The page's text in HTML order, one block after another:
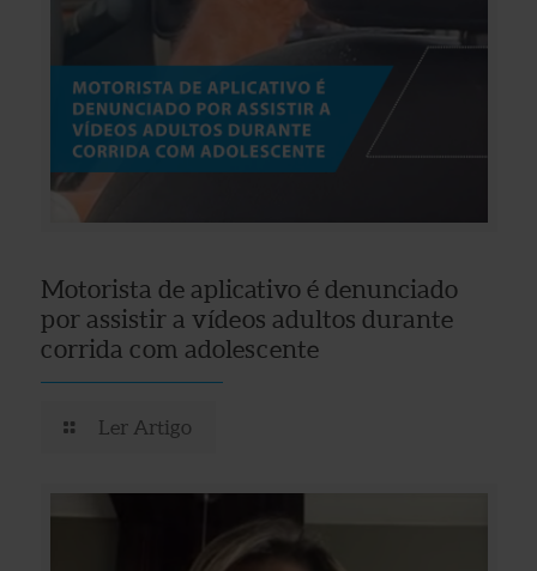
Motorista de aplicativo é denunciado
por assistir a vídeos adultos durante
corrida com adolescente
Ler Artigo